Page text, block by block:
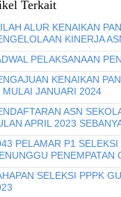
Terkait
ALUR KENAIKAN
KINERJA
PELAKSANAAN
KENAIKAN
MULAI JANUARI 2024
ASN
APRIL 2023
PELAMAR P1
PENEMPATAN
SELEKSI PPPK